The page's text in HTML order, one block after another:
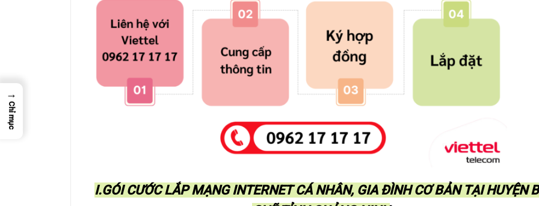
I.GÓI CƯỚC LẮP MẠNG INTERNET CÁ NHÂN, GIA ĐÌNH CƠ BẢN TẠI HUYỆN
→
Chỉ mục